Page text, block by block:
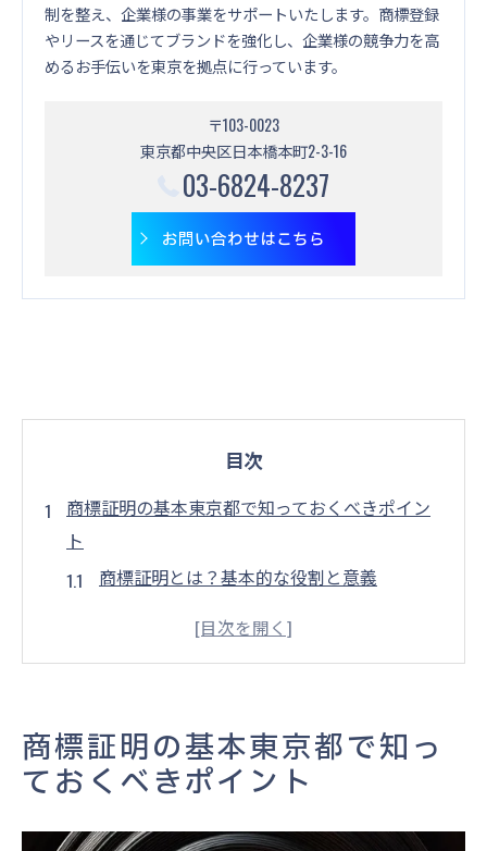
制を整え、企業様の事業をサポートいたします。商標登録
やリースを通じてブランドを強化し、企業様の競争力を高
めるお手伝いを東京を拠点に行っています。
〒103-0023
東京都中央区日本橋本町2-3-16
03-6824-8237
お問い合わせはこちら
目次
商標証明の基本東京都で知っておくべきポイン
ト
商標証明とは？基本的な役割と意義
東京都での商標証明を取得するメリット
商標証明取得に向けた準備と計画
東京都での商標手続き最初のステップを理解し
よう
商標証明の基本東京都で知っ
ておくべきポイント